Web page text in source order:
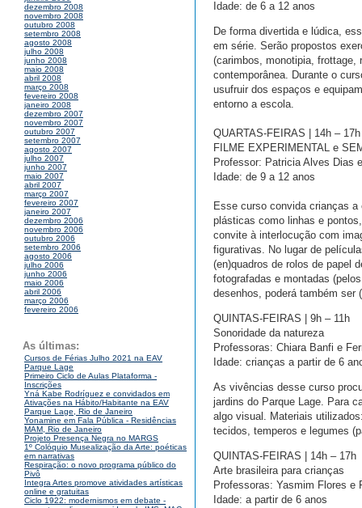
dezembro 2008
novembro 2008
outubro 2008
setembro 2008
agosto 2008
julho 2008
junho 2008
maio 2008
abril 2008
março 2008
fevereiro 2008
janeiro 2008
dezembro 2007
novembro 2007
outubro 2007
setembro 2007
agosto 2007
julho 2007
junho 2007
maio 2007
abril 2007
março 2007
fevereiro 2007
janeiro 2007
dezembro 2006
novembro 2006
outubro 2006
setembro 2006
agosto 2006
julho 2006
junho 2006
maio 2006
abril 2006
março 2006
fevereiro 2006
As últimas:
Cursos de Férias Julho 2021 na EAV
Parque Lage
Primeiro Ciclo de Aulas Plataforma -
Inscrições
Yná Kabe Rodríguez e convidados em
Ativações na Hábito/Habitante na EAV
Parque Lage, Rio de Janeiro
Yonamine em Fala Pública - Residências
MAM, Rio de Janeiro
Projeto Presença Negra no MARGS
1º Colóquio Musealização da Arte: poéticas
em narrativas
Respiração: o novo programa público do
Pivô
Integra Artes promove atividades artísticas
online e gratuitas
Ciclo 1922: modernismos em debate -
Idade: de 6 a 12 anos
De forma divertida e lúdica,
em série. Serão propostos
(carimbos, monotipia, frottage,
contemporânea. Durante o
usufruir dos espaços e
entorno a escola.
QUARTAS-FEIRAS | 14h – 17h
FILME EXPERIMENTAL e
Professor: Patricia Alves Dias
Idade: de 9 a 12 anos
Esse curso convida crianças
plásticas como linhas e
convite à interlocução com
figurativas. No lugar de
(en)quadros de rolos de papel
fotografadas e montadas
desenhos, poderá também ser
QUINTAS-FEIRAS | 9h – 11h
Sonoridade da natureza
Professoras: Chiara Banfi e
Idade: crianças a partir de 6
As vivências desse curso
jardins do Parque Lage. Para
algo visual. Materiais
tecidos, temperos e legumes
QUINTAS-FEIRAS | 14h – 17h
Arte brasileira para crianças
Professoras: Yasmim Flores e
Idade: a partir de 6 anos